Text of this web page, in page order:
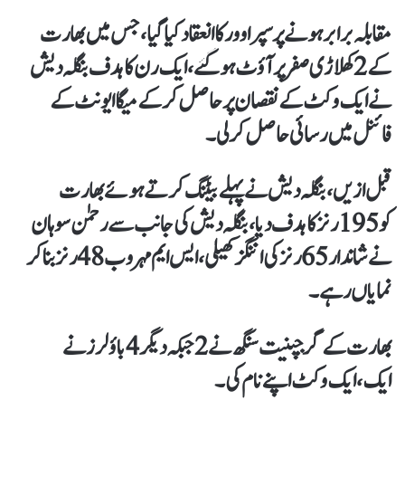
مقابلہ برابر ہونے پر سپر اوور کا انعقاد کیا گیا، جس میں بھارت
کے 2 کھلاڑی صفر پر آؤٹ ہو گئے، ایک رن کا ہدف بنگلہ دیش
نے ایک وکٹ کے نقصان پر حاصل کر کے میگا ایونٹ کے
فائنل میں رسائی حاصل کر لی۔
قبل ازیں، بنگلہ دیش نے پہلے بیٹنگ کرتے ہوئے بھارت
کو 195 رنز کا ہدف دیا، بنگلہ دیش کی جانب سے رحمٰن سوہان
نے شاندار 65 رنز کی اننگز کھیلی، ایس ایم مہروب 48 رنز بنا کر
نمایاں رہے۔
بھارت کے گرجپنیت سنگھ نے 2 جبکہ دیگر 4 باؤلرز نے
ایک،ایک وکٹ اپنے نام کی۔